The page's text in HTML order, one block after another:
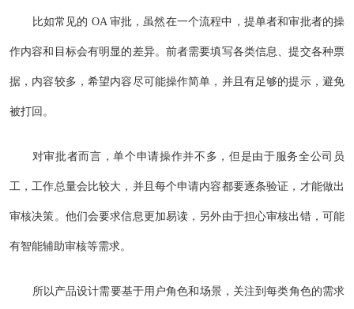
比如常见的 OA 审批，虽然在一个流程中，提单者和审批者的操
作内容和目标会有明显的差异。前者需要填写各类信息、提交各种票
据，内容较多，希望内容尽可能操作简单，并且有足够的提示，避免
被打回。
对审批者而言，单个申请操作并不多，但是由于服务全公司员
工，工作总量会比较大，并且每个申请内容都要逐条验证，才能做出
审核决策。他们会要求信息更加易读，另外由于担心审核出错，可能
有智能辅助审核等需求。
所以产品设计需要基于用户角色和场景，关注到每类角色的需求